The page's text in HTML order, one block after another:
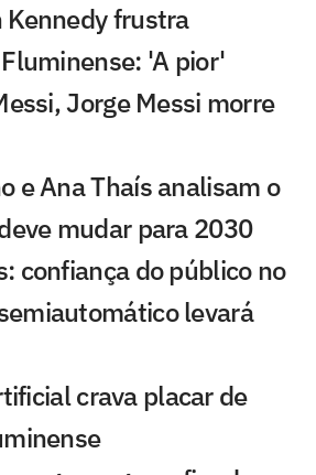
Kennedy frustra
'A pior'
Jorge Messi morre
e Ana Thaís analisam o
mudar para 2030
confiança do público no
levará
crava placar de